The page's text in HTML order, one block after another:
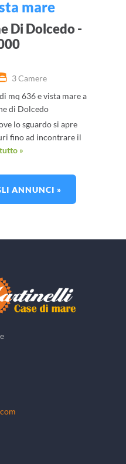
mare
Di Dolcedo -
3 Camere
mq 636 e vista mare a
di Dolcedo
lo sguardo si apre
fino ad incontrare il
»
ANNUNCI »